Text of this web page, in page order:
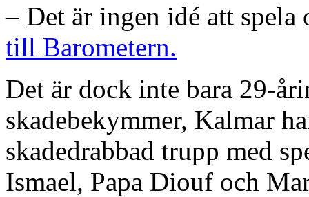
– Det är ingen idé att
till Barometern.
Det är dock inte bara 29-
skadebekymmer, Kalmar
skadedrabbad trupp med
Ismael, Papa Diouf och